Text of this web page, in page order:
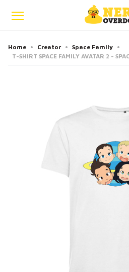
Home • Creator • Space Family •
T-SHIRT SPACE FAMILY AVATAR 2 -